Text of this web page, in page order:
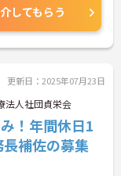
してもらう
更新日：2025年07月23日
法人社団貞栄会
！年間休日1
補佐の募集